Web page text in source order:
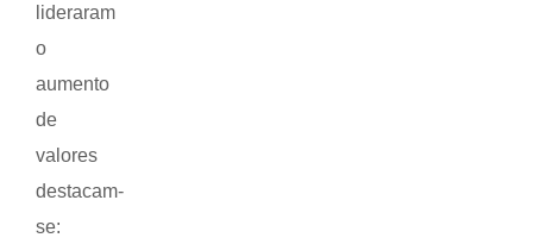
lideraram
o
aumento
de
valores
destacam-
se: